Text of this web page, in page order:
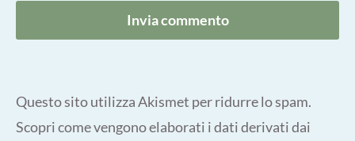
Questo sito utilizza Akismet per ridurre lo spam.
Scopri come vengono elaborati i dati derivati dai